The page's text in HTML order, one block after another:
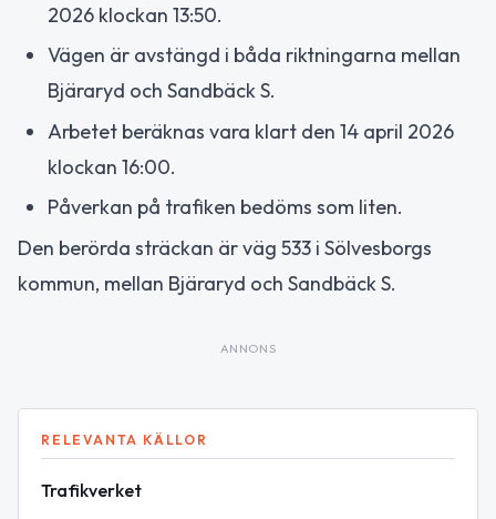
2026 klockan 13:50.
Vägen är avstängd i båda riktningarna mellan
Bjäraryd och Sandbäck S.
Arbetet beräknas vara klart den 14 april 2026
klockan 16:00.
Påverkan på trafiken bedöms som liten.
Den berörda sträckan är väg 533 i Sölvesborgs
kommun, mellan Bjäraryd och Sandbäck S.
ANNONS
RELEVANTA KÄLLOR
Trafikverket